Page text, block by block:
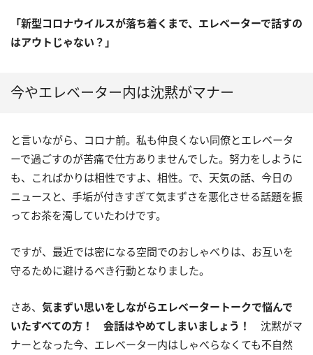
「新型コロナウイルスが落ち着くまで、エレベーターで話すの
はアウトじゃない？」
今やエレベーター内は沈黙がマナー
と言いながら、コロナ前。私も仲良くない同僚とエレベータ
ーで過ごすのが苦痛で仕方ありませんでした。努力をしように
も、こればかりは相性ですよ、相性。で、天気の話、今日の
ニュースと、手垢が付きすぎて気まずさを悪化させる話題を振
ってお茶を濁していたわけです。
ですが、最近では密になる空間でのおしゃべりは、お互いを
守るために避けるべき行動となりました。
さあ、 気まずい思いをしながらエレベータートークで悩んで
いたすべての方！ 会話はやめてしまいましょう！ 沈黙がマ
ナーとなった今、エレベーター内はしゃべらなくても不自然